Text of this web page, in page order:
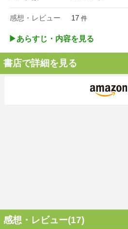
感想・レビュー 17 件
▶︎あらすじ・内容を見る
書店で詳細を見る
感想・レビュー(17)